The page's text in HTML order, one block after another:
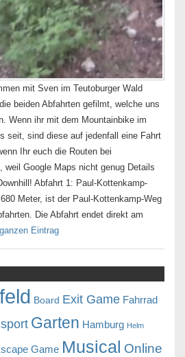
mit Sven im Teutoburger Wald
beiden Abfahrten gefilmt, welche uns
Wenn ihr mit dem Mountainbike im
seit, sind diese auf jedenfall eine Fahrt
Ihr euch die Routen bei
weil Google Maps nicht genug Details
Abfahrt 1: Paul-Kottenkamp-
Meter, ist der Paul-Kottenkamp-Weg
Die Abfahrt endet direkt am
Eintrag
Board Exit Game Fahrrad
Garten Hamburg Helm
Game Musical Online